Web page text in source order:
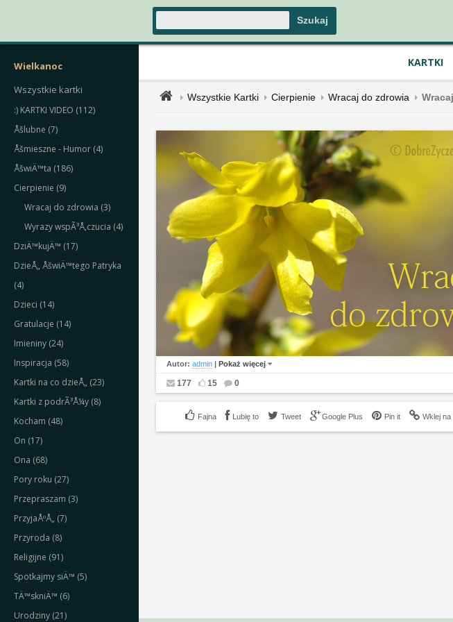
KARTKI
Wielkanoc
Wszystkie kartki
:) KARTKI VIDEO (112)
Åšlubne (7)
Åšmieszne - Humor (4)
ÅšwiÄ™ta (186)
Cierpienie (9)
Wracaj do zdrowia (3)
Wyrazy wspÃ³Å‚czucia (4)
DziÄ™kujÄ™ (17)
DzieÅ„ ÅšwiÄ™tego Patryka
(4)
Dzieci (14)
Gratulacje (14)
Imieniny (24)
Inspiracja (58)
Kartki na co dzieÅ„ (23)
Kartki z podrÃ³Å¼y (8)
Kocham (48)
On (17)
Ona (68)
Pory roku (27)
Przepraszam (3)
PrzyjaÅºÅ„ (7)
Przyroda (8)
Religijne (91)
Spotkajmy siÄ™ (5)
TÄ™skniÄ™ (6)
Urodziny (21)
Wszystkie Kartki Cierpienie Wracaj do zdrowia
Autor: admin | Pokaż więcej
177 15 0
Lubię to Tweet Google Plus Pin it Wklej na